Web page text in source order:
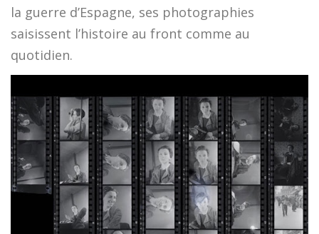
la guerre d’Espagne, ses photographies
saisissent l’histoire au front comme au
quotidien.